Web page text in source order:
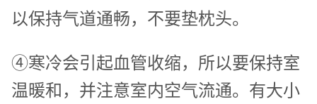
以保持气道通畅，不要垫枕头。
④寒冷会引起血管收缩，所以要保持室
温暖和，并注意室内空气流通。有大小